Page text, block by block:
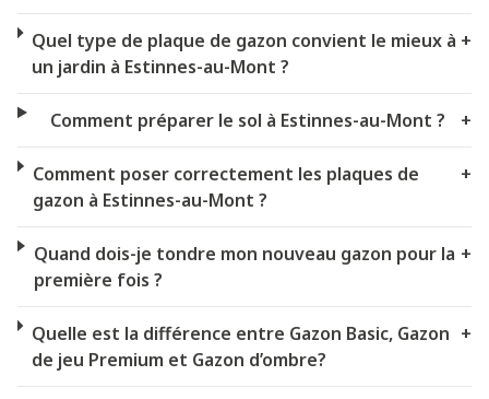
Quel type de plaque de gazon convient le mieux à
un jardin à Estinnes-au-Mont ?
+
Comment préparer le sol à Estinnes-au-Mont ? +
Comment poser correctement les plaques de
gazon à Estinnes-au-Mont ?
+
Quand dois-je tondre mon nouveau gazon pour la
première fois ?
+
Quelle est la différence entre Gazon Basic, Gazon
de jeu Premium et Gazon d’ombre?
+